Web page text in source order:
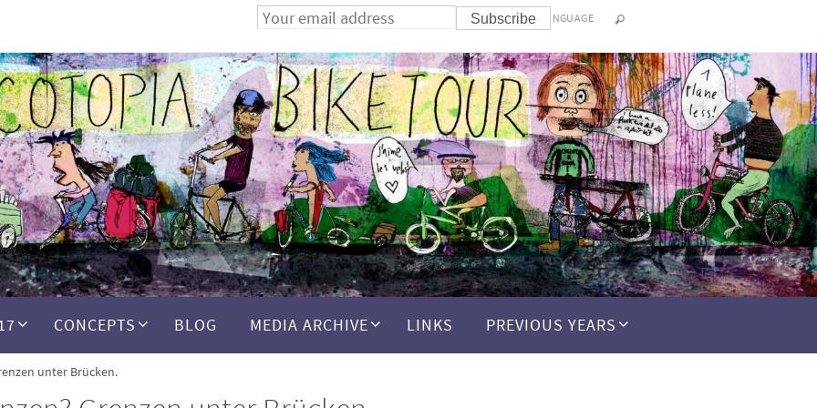
LANGUAGE
CONCEPTS BLOG MEDIA ARCHIVE LINKS PREVIOUS YEARS
unter Brücken.